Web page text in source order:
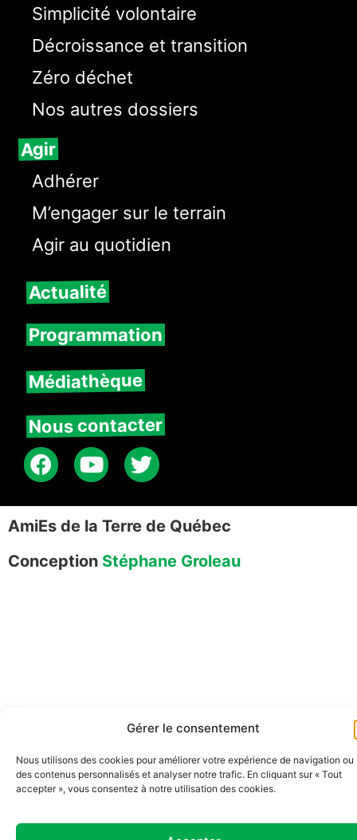
Gérer le consentement
Nous utilisons des cookies pour améliorer votre expérience de navigation ou
des contenus personnalisés et analyser notre trafic. En cliquant sur « Tout
accepter », vous consentez à notre utilisation des cookies.
Simplicité volontaire
Décroissance et transition
Zéro déchet
Nos autres dossiers
Agir
Adhérer
M’engager sur le terrain
Agir au quotidien
Actualité
Programmation
Médiathèque
Nous contacter
AmiEs de la Terre de Québec
Conception Stéphane Groleau